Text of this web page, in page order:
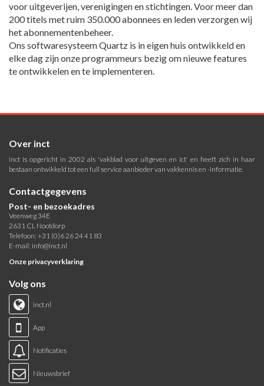
voor uitgeverijen, verenigingen en stichtingen. Voor meer dan
200 titels met ruim 350.000 abonnees en leden verzorgen wij
het abonnementenbeheer.
Ons softwaresysteem Quartz is in eigen huis ontwikkeld en
elke dag zijn onze programmeurs bezig om nieuwe features
te ontwikkelen en te implementeren.
Over inct
inct is opgericht in 2002 als 'vakblad voor uitgeven en ict' en heeft zich in haar
bestaan ontwikkeld tot een full service aanbieder van vakkennis en -informatie.
Contactgegevens
Post- en bezoekadres
Veenweg 34E
2631 CL Nootdorp
Telefoon: +31 (0)6 26 24 41 83
E-mail: info@inct.nl
Onze privacyverklaring
Volg ons
inct.nl
App
Notificaties
Nieuwsbrief